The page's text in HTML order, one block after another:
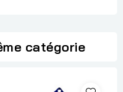
catégorie